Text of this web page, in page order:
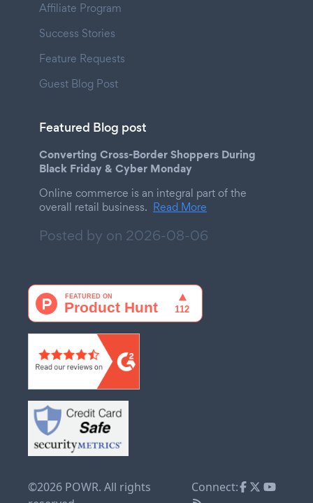
Affiliate Program
Success Stories
Feature Requests
Guest Blog Post
Featured Blog post
Converting Cross-Border Shoppers During
Black Friday & Cyber Monday
Online commerce is an integral part of the
overall retail business. Read More
Posted by on 2026-08-06
©2026 POWR. All rights
Connect: